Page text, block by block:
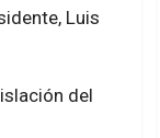
Luis
del